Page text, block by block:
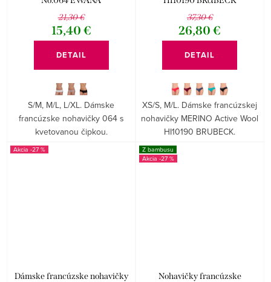
21,30 €
15,40 €
DETAIL
S/M, M/L, L/XL. Dámske
francúzske nohavičky 064 s
kvetovanou čipkou.
37,30 €
26,80 €
DETAIL
XS/S, M/L. Dámske francúzskej
nohavičky MERINO Active Wool
HI10190 BRUBECK.
-27 %
Dámske francúzske nohavičky
Z bambusu
-27 %
Nohavičky francúzske